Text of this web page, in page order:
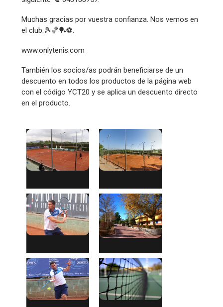
Muchas gracias por vuestra confianza. Nos vemos en
el club.🎾🏀🏓⚽️.
www.onlytenis.com
También los socios/as podrán beneficiarse de un
descuento en todos los productos de la página web
con el código YCT20 y se aplica un descuento directo
en el producto.